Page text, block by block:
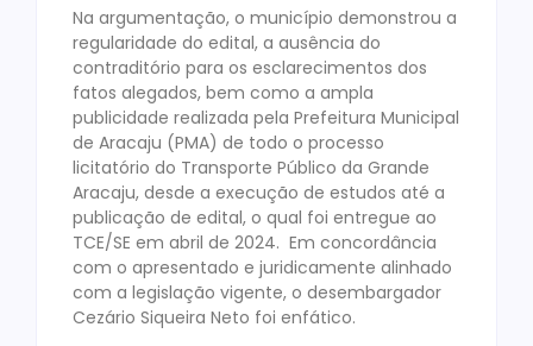
Na argumentação, o município demonstrou a
regularidade do edital, a ausência do
contraditório para os esclarecimentos dos
fatos alegados, bem como a ampla
publicidade realizada pela Prefeitura Municipal
de Aracaju (PMA) de todo o processo
licitatório do Transporte Público da Grande
Aracaju, desde a execução de estudos até a
publicação de edital, o qual foi entregue ao
TCE/SE em abril de 2024. Em concordância
com o apresentado e juridicamente alinhado
com a legislação vigente, o desembargador
Cezário Siqueira Neto foi enfático.